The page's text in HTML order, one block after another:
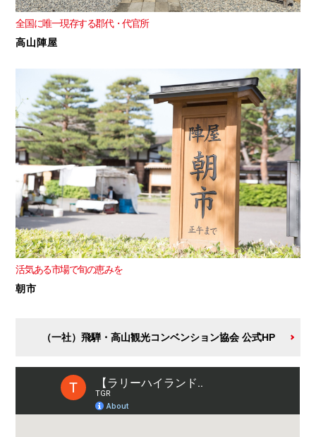
全国に唯一現存する郡代・代官所
高山陣屋
活気ある市場で旬の恵みを
朝市
（一社）飛騨・高山観光コンベンション協会 公式HP